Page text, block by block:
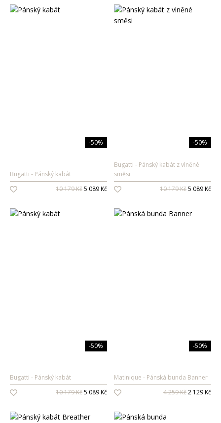
-50%
Bugatti
Pánský kabát
10 179 Kč5 089 Kč
-50%
Bugatti
Pánský kabát z vlněné
směsi
10 179 Kč5 089 Kč
-50%
Bugatti
Pánský kabát
10 179 Kč5 089 Kč
-50%
Matinique
Pánská bunda Banner
4 259 Kč2 129 Kč